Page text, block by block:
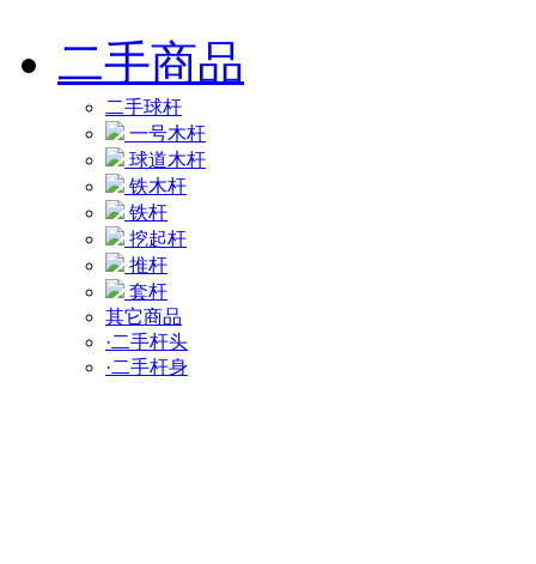
二手商品
二手球杆
一号木杆
球道木杆
铁木杆
铁杆
挖起杆
推杆
套杆
其它商品
·二手杆头
·二手杆身